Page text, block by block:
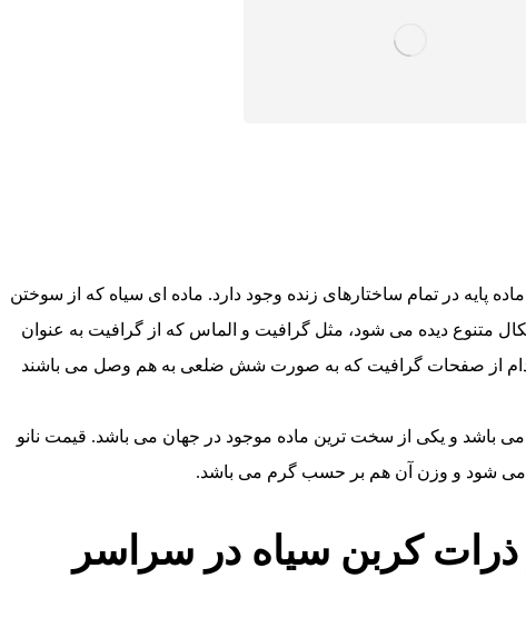
پایه در تمام ساختارهای زنده وجود دارد. ماده ای سیاه که از سوختن
متنوع دیده می شود، مثل گرافیت و الماس که از گرافیت به عنوان
کدام از صفحات گرافیت که به صورت شش ضلعی به هم وصل می باشند
می باشد و یکی از سخت ترین ماده موجود در جهان می باشد. قیمت نانو
شود و وزن آن هم بر حسب گرم می باشد.
ذرات کربن سیاه در سراسر